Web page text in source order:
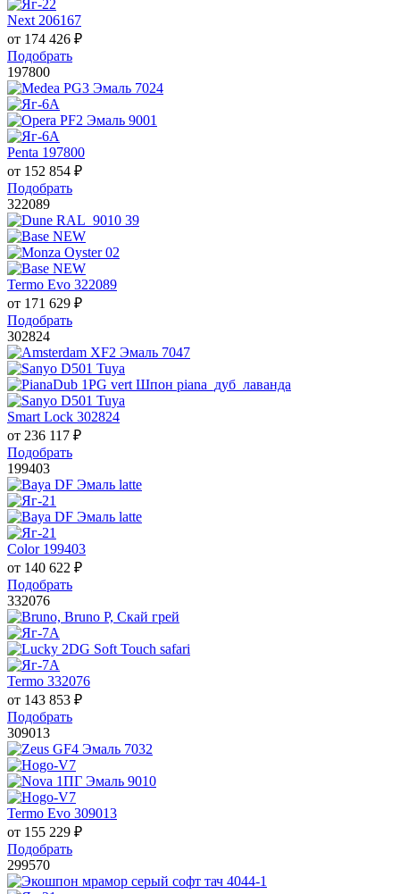
Next 206167
от 174 426 ₽
Подобрать
197800
Penta 197800
от 152 854 ₽
Подобрать
322089
Termo Evo 322089
от 171 629 ₽
Подобрать
302824
Smart Lock 302824
от 236 117 ₽
Подобрать
199403
Color 199403
от 140 622 ₽
Подобрать
332076
Termo 332076
от 143 853 ₽
Подобрать
309013
Termo Evo 309013
от 155 229 ₽
Подобрать
299570